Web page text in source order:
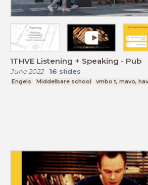
1THVE Listening + Speaking - Pub
June 2022- 16 slides
Engels Middelbare school vmbo t, mavo,